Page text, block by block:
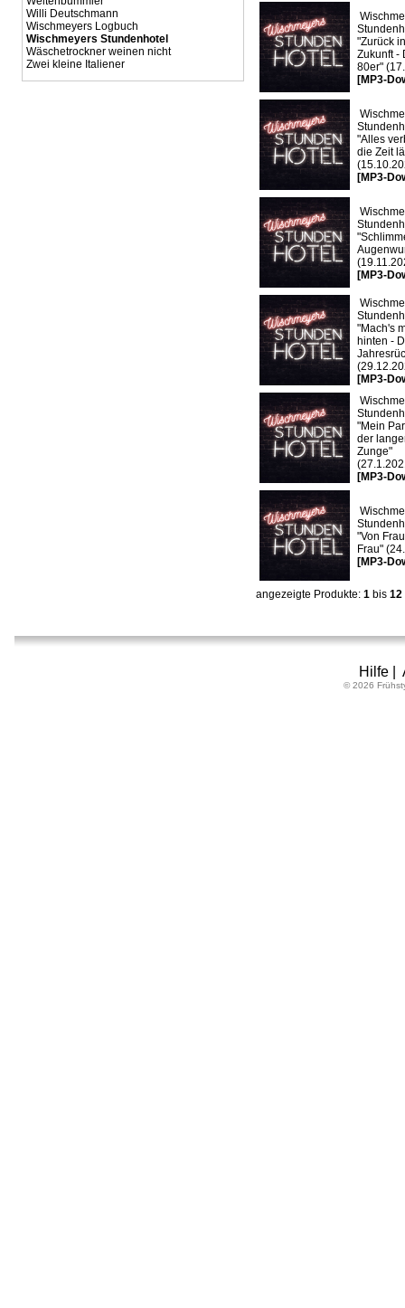
Willi Deutschmann
Wischmeyers Logbuch
Wischmeyers Stundenhotel
Wäschetrockner weinen nicht
Zwei kleine Italiener
"Zurück
Zukunft -
80er"
[MP3-
"Alles
die Zeit
[MP3-
[MP3-
"Mach's
hinten -
[MP3-
"Mein
der
Zunge"
[MP3-
"Von
Frau"
[MP3-
angezeigte Produkte: 1 bis 12
Hilfe|
© 2026